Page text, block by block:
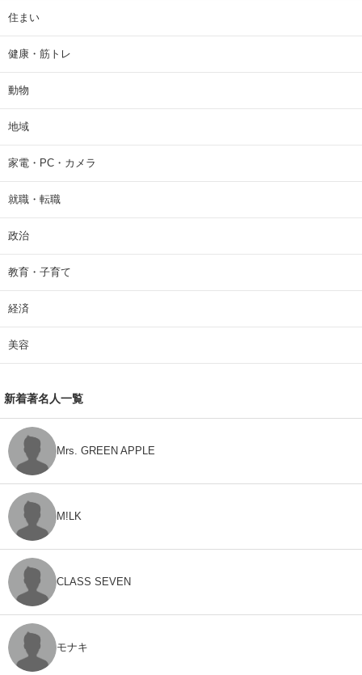
住まい
健康・筋トレ
動物
地域
家電・PC・カメラ
就職・転職
政治
教育・子育て
経済
美容
新着著名人一覧
Mrs. GREEN APPLE
M!LK
CLASS SEVEN
モナキ